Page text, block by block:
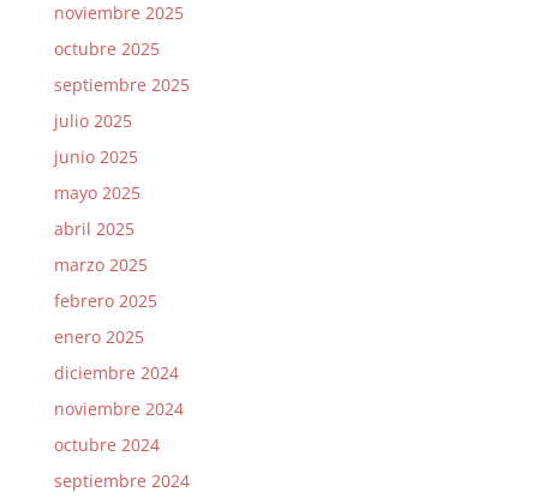
noviembre 2025
octubre 2025
septiembre 2025
julio 2025
junio 2025
mayo 2025
abril 2025
marzo 2025
febrero 2025
enero 2025
diciembre 2024
noviembre 2024
octubre 2024
septiembre 2024